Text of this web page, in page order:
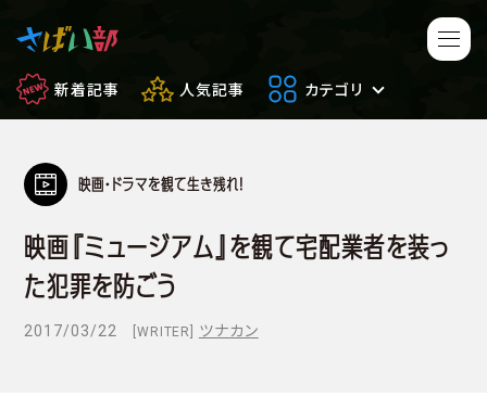
新着記事 人気記事 カテゴリ
マンガ・アニメ
ゲーム 日常のサバイバル
映画・ドラマを観て生き残れ！
映画『ミュージアム』を観て宅配業者を装っ
た犯罪を防ごう
2017/03/22 [WRITER] ツナカン